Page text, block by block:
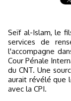
Seïf al-Islam, le fils du « Guide » déchu, et l'ancien chef des
services de
l'accompagne
Cour Pénale
du CNT. Une
aurait révélé que
avec la CPI.